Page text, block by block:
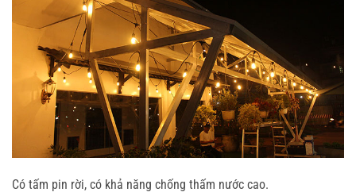
Có tấm pin rời, có khả năng chống thấm nước cao.